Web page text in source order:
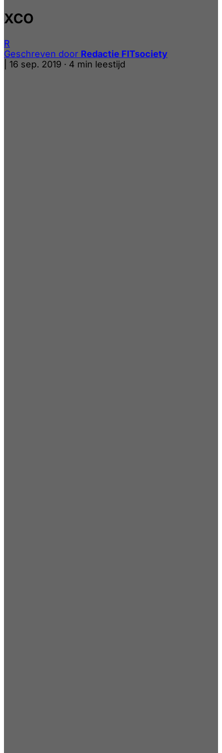
XCO
R
Geschreven door Redactie FITsociety
16 sep. 2019 · 4 min leestijd